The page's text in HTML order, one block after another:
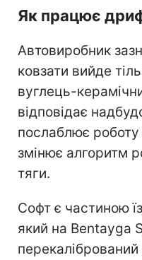
Як працює
Автовиробник
ковзати вийде
вуглець-
відповідає
послаблює роботу
змінює алгоритм
тяги.
Софт є частиною
який на Bentayga